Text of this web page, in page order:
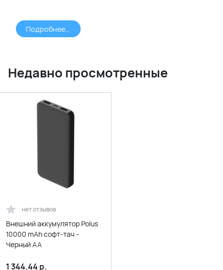
Недавно просмотренные
нет отзывов
Внешний аккумулятор Polus
10000 mAh софт-тач -
Черный AA
1 344.44 р.